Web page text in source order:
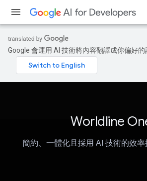
Google 會運用 AI 技術將內容翻譯成你偏好的
Worldline
簡約、一體化且採用 AI 技術的效率